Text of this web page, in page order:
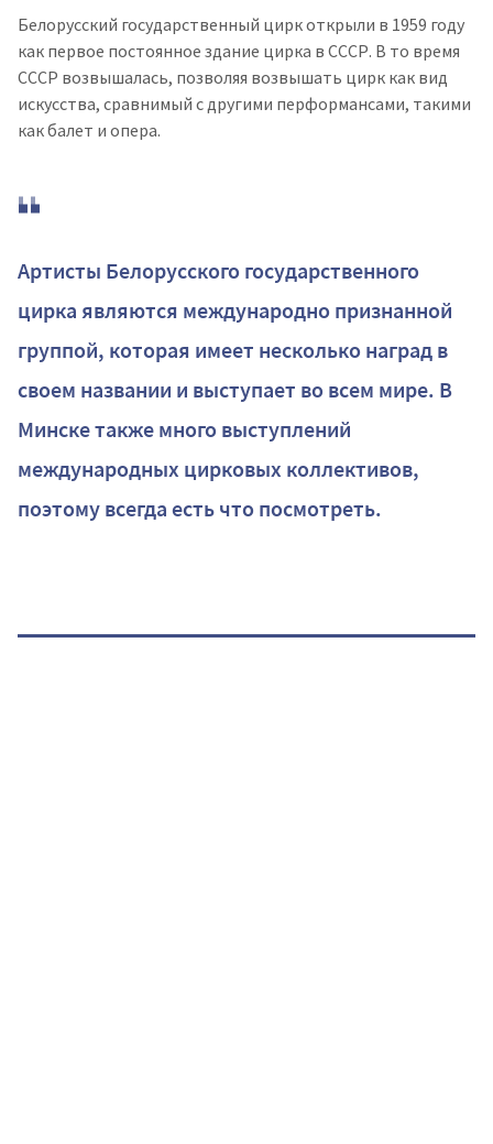
Белорусский государственный цирк открыли в 1959 году
как первое постоянное здание цирка в СССР. В то время
СССР возвышалась, позволяя возвышать цирк как вид
искусства, сравнимый с другими перформансами, такими
как балет и опера.
Артисты Белорусского государственного
цирка являются международно признанной
группой, которая имеет несколько наград в
своем названии и выступает во всем мире. В
Минске также много выступлений
международных цирковых коллективов,
поэтому всегда есть что посмотреть.